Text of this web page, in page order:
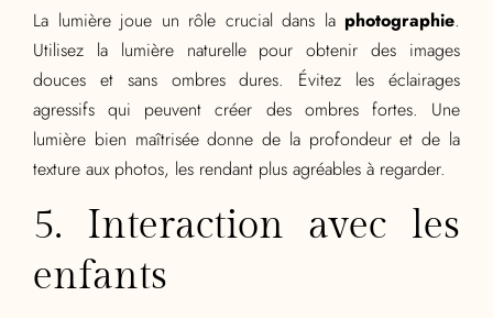
La lumière joue un rôle crucial dans la photographie.
Utilisez la lumière naturelle pour obtenir des images
douces et sans ombres dures. Évitez les éclairages
agressifs qui peuvent créer des ombres fortes. Une
lumière bien maîtrisée donne de la profondeur et de la
texture aux photos, les rendant plus agréables à regarder.
5. Interaction avec les
enfants